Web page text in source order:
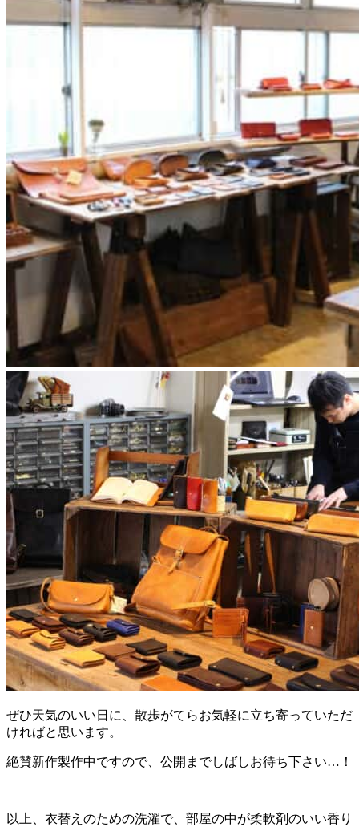
ぜひ天気のいい日に、散歩がてらお気軽に立ち寄っていただ
ければと思います。
絶賛新作製作中ですので、公開までしばしお待ち下さい…！
以上、衣替えのための洗濯で、部屋の中が柔軟剤のいい香り